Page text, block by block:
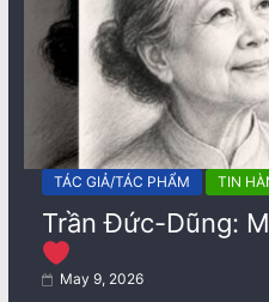
TÁC GIẢ/TÁC PHẨM TIN
Trần Đức-Dũng:
May 9, 2026